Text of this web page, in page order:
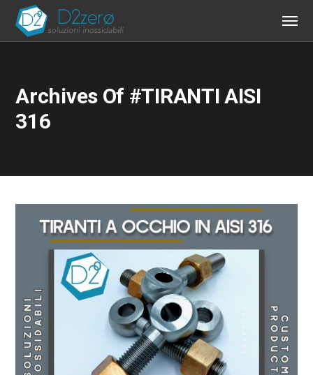
Archives Of #TIRANTI AISI
316